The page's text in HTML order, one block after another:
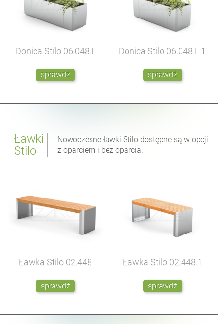
Donica Stilo 06.048.L
sprawdź
Donica Stilo 06.048.L.1
sprawdź
Ławki
Stilo
Nowoczesne ławki Stilo dostępne są w opcji
z oparciem i bez oparcia.
Ławka Stilo 02.448
sprawdź
Ławka Stilo 02.448.1
sprawdź